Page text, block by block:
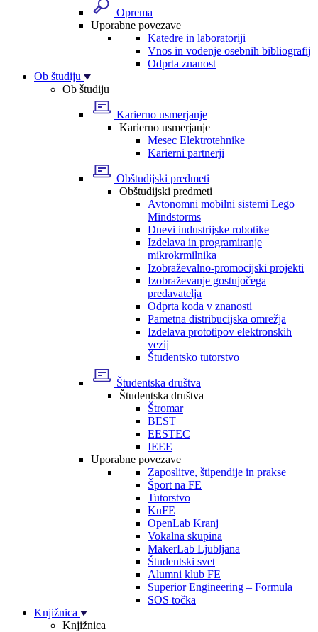
Oprema
Uporabne povezave
Katedre in laboratoriji
Vnos in vodenje osebnih bibliografij
Odprta znanost
Ob študiju
Ob študiju
Karierno usmerjanje
Karierno usmerjanje
Mesec Elektrotehnike+
Karierni partnerji
Obštudijski predmeti
Obštudijski predmeti
Avtonomni mobilni sistemi Lego
Mindstorms
Dnevi industrijske robotike
Izdelava in programiranje
mikrokrmilnika
Izobraževalno-promocijski projekti
Izobraževanje gostujočega
predavatelja
Odprta koda v znanosti
Pametna distribucijska omrežja
Izdelava prototipov elektronskih
vezij
Študentsko tutorstvo
Študentska društva
Študentska društva
Štromar
BEST
EESTEC
IEEE
Uporabne povezave
Zaposlitve, štipendije in prakse
Šport na FE
Tutorstvo
KuFE
OpenLab Kranj
Vokalna skupina
MakerLab Ljubljana
Študentski svet
Alumni klub FE
Superior Engineering – Formula
SOS točka
Knjižnica
Knjižnica